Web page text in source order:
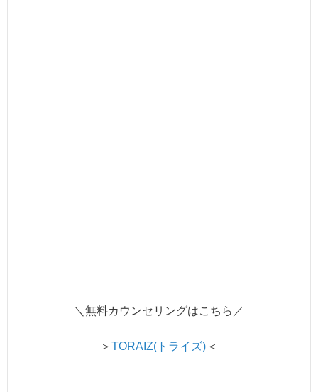
＼無料カウンセリングはこちら／
＞ TORAIZ(トライズ) ＜